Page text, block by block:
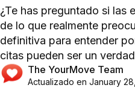
¿Te has preguntado si las
de lo que realmente
definitiva para entender
citas pueden ser un
The YourMove Team
Actualizado en January